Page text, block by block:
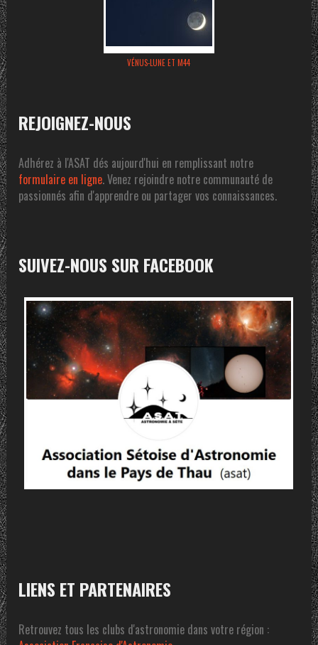
VÉNUS-LUNE ET M44
REJOIGNEZ-NOUS
Adhérez à l'ASAT dés aujourd'hui en remplissant notre
formulaire en ligne. Venez rejoindre notre communauté de
passionnés afin d'apprendre ou partager vos connaissances.
SUIVEZ-NOUS SUR FACEBOOK
LIENS ET PARTENAIRES
Retrouvez tous les clubs d'astronomie dans votre région :